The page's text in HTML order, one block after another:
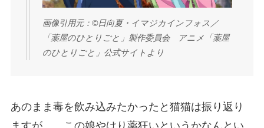
画像引用元：©日向夏・イマジカインフォス／
「薬屋のひとりごと」製作委員会 アニメ「薬屋
のひとりごと」公式サイトより
あのまま毒を飲み込みたかったと猫猫は振り返り
ますが…。
この娘やはり薬狂いというかなんとい